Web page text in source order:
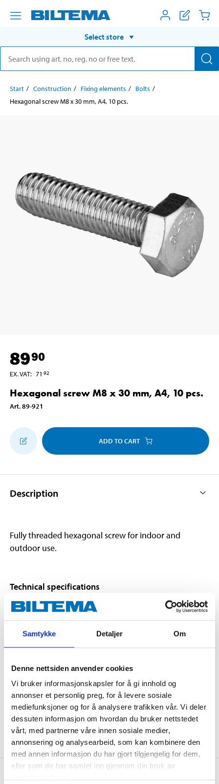
Samtykke Detaljer Om
Denne nettsiden anvender cookies
Vi bruker informasjonskapsler for å gi innhold og
annonser et personlig preg, for å levere sosiale
mediefunksjoner og for å analysere trafikken vår. Vi deler
dessuten informasjon om hvordan du bruker nettstedet
vårt, med partnerne våre innen sosiale medier,
annonsering og analysearbeid, som kan kombinere den
med annen informasjon du har gjort tilgjengelig for dem,
eller som de har samlet inn gjennom din bruk av
Select store
Start Construction Fixing elements
Bolts
Hexagonal screw M8 x 30 mm, A4, 10 pcs.
8990
EX. VAT: 71 92
Hexagonal screw M8 x 30 mm, A4, 10 pcs.
Art.89-921
ADD TO CART
Description
Fully threaded hexagonal screw for indoor and
outdoor use.
Technical specifications
Size
Length
30 mm
Acid resistant stainless
Surface treatment
Passivation
Socket width
13 mm
Standard
DIN 933
Quantity
10 pcs